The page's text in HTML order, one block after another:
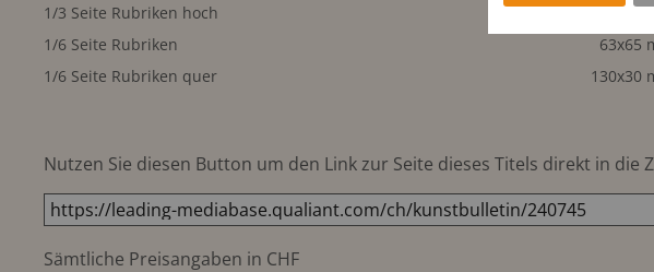
1/3 Seite Rubriken hoch
63x135
1/6 Seite Rubriken
63x65
1/6 Seite Rubriken quer
130x30
Nutzen Sie diesen Button um den Link zur Seite dieses Titels direkt in die
Sämtliche Preisangaben in CHF